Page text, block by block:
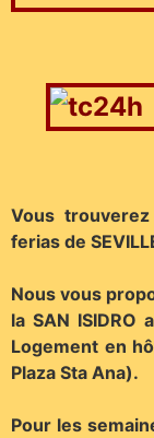
Vous
ferias de
Nous vous
la SAN ISIDRO
Logement en
Plaza Sta Ana).
Pour les